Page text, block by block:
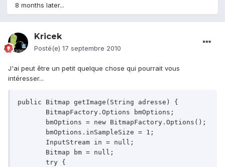
8 months later...
Kricek
Posté(e) 17 septembre 2010
J'ai peut être un petit quelque chose qui pourrait vous
intéresser...
public Bitmap getImage(String adresse) {